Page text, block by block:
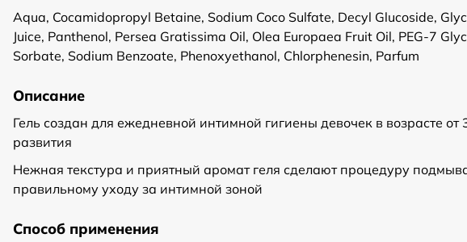
Aqua, Cocamidopropyl Betaine, Sodium Coco Sulfate, Decyl Glucoside,
Juice, Panthenol, Persea Gratissima Oil, Olea Europaea Fruit Oil, PEG-7
Sorbate, Sodium Benzoate, Phenoxyethanol, Chlorphenesin, Parfum
Описание
Гель создан для ежедневной интимной гигиены девочек в возрасте
развития
Нежная текстура и приятный аромат геля сделают процедуру
правильному уходу за интимной зоной
Способ применения